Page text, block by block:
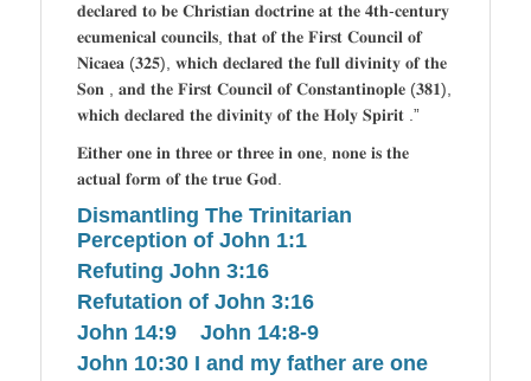
𝐝𝐞𝐜𝐥𝐚𝐫𝐞𝐝 𝐭𝐨 𝐛𝐞 𝐂𝐡𝐫𝐢𝐬𝐭𝐢𝐚𝐧 𝐝𝐨𝐜𝐭𝐫𝐢𝐧𝐞 𝐚𝐭 𝐭𝐡𝐞 𝟒𝐭𝐡-𝐜𝐞𝐧𝐭𝐮𝐫𝐲
𝐞𝐜𝐮𝐦𝐞𝐧𝐢𝐜𝐚𝐥 𝐜𝐨𝐮𝐧𝐜𝐢𝐥𝐬, 𝐭𝐡𝐚𝐭 𝐨𝐟 𝐭𝐡𝐞 𝐅𝐢𝐫𝐬𝐭 𝐂𝐨𝐮𝐧𝐜𝐢𝐥 𝐨𝐟
𝐍𝐢𝐜𝐚𝐞𝐚 (𝟑𝟐𝟓), 𝐰𝐡𝐢𝐜𝐡 𝐝𝐞𝐜𝐥𝐚𝐫𝐞𝐝 𝐭𝐡𝐞 𝐟𝐮𝐥𝐥 𝐝𝐢𝐯𝐢𝐧𝐢𝐭𝐲 𝐨𝐟 𝐭𝐡𝐞
𝐒𝐨𝐧 , 𝐚𝐧𝐝 𝐭𝐡𝐞 𝐅𝐢𝐫𝐬𝐭 𝐂𝐨𝐮𝐧𝐜𝐢𝐥 𝐨𝐟 𝐂𝐨𝐧𝐬𝐭𝐚𝐧𝐭𝐢𝐧𝐨𝐩𝐥𝐞 (𝟑𝟖𝟏),
𝐰𝐡𝐢𝐜𝐡 𝐝𝐞𝐜𝐥𝐚𝐫𝐞𝐝 𝐭𝐡𝐞 𝐝𝐢𝐯𝐢𝐧𝐢𝐭𝐲 𝐨𝐟 𝐭𝐡𝐞 𝐇𝐨𝐥𝐲 𝐒𝐩𝐢𝐫𝐢𝐭 .”
𝐄𝐢𝐭𝐡𝐞𝐫 𝐨𝐧𝐞 𝐢𝐧 𝐭𝐡𝐫𝐞𝐞 𝐨𝐫 𝐭𝐡𝐫𝐞𝐞 𝐢𝐧 𝐨𝐧𝐞, 𝐧𝐨𝐧𝐞 𝐢𝐬 𝐭𝐡𝐞
𝐚𝐜𝐭𝐮𝐚𝐥 𝐟𝐨𝐫𝐦 𝐨𝐟 𝐭𝐡𝐞 𝐭𝐫𝐮𝐞 𝐆𝐨𝐝.
Dismantling The Trinitarian
Perception of John 1:1
Refuting John 3:16
Refutation of John 3:16
John 14:9 John 14:8-9
John 10:30 I and my father are one